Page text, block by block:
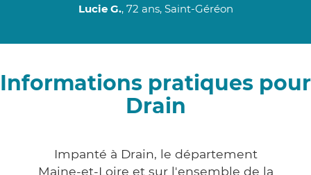
Lucie G., 72 ans, Saint-Géréon
Informations pratiques pour
Drain
Impanté à Drain, le département
Maine-et-Loire et sur l'ensemble de la